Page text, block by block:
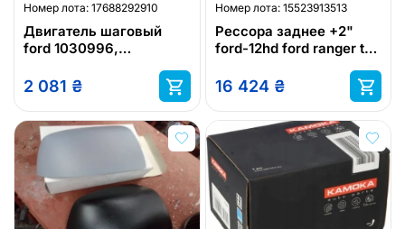
Номер лота: 17688292910
Двигатель шаговый
ford 1030996,
2 081 ₴
Номер лота: 15523913513
Рессора заднее +2"
ford-12hd ford ranger t6
16 424 ₴